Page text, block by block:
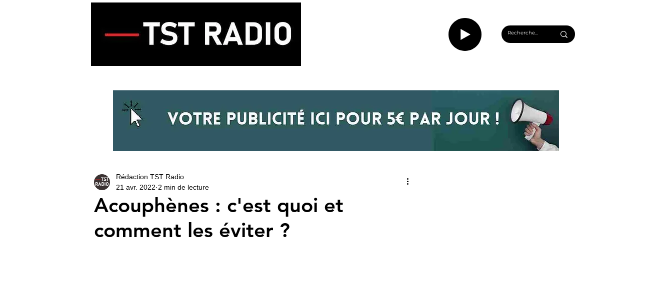
Acouphènes : c'est quoi et
comment les éviter ?
Rédaction TST Radio
21 avr. 2022 2 min de lecture